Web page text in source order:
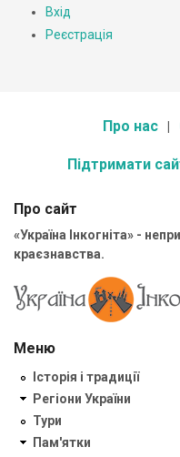
Вхід
Реєстрація
Про нас
Підтримати
Про сайт
«Україна Інкогніта» -
краєзнавства.
Меню
Історія і традиції
Регіони України
Тури
Пам'ятки